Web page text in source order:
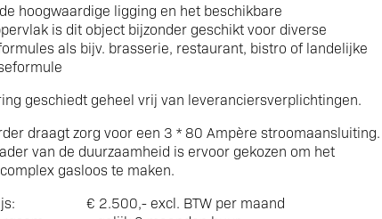
hoogwaardige ligging en het beschikbare
is dit object bijzonder geschikt voor diverse
als bijv. brasserie, restaurant, bistro of landelijke
geschiedt geheel vrij van leveranciersverplichtingen.
draagt zorg voor een 3 * 80 Ampère stroomaansluiting.
van de duurzaamheid is ervoor gekozen om het
gasloos te maken.
€ 2.500,- excl. BTW per maand